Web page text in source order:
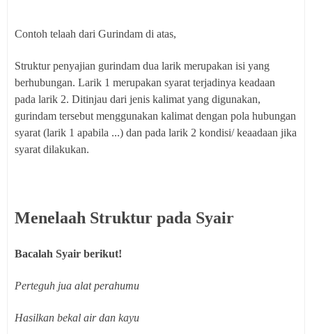
Contoh telaah dari Gurindam di atas,
Struktur penyajian gurindam dua larik merupakan isi yang
berhubungan. Larik 1 merupakan syarat terjadinya keadaan
pada larik 2. Ditinjau dari jenis kalimat yang digunakan,
gurindam tersebut menggunakan kalimat dengan pola hubungan
syarat (larik 1 apabila ...) dan pada larik 2 kondisi/ keaadaan jika
syarat dilakukan.
Menelaah Struktur pada Syair
Bacalah Syair berikut!
Perteguh jua alat perahumu
Hasilkan bekal air dan kayu